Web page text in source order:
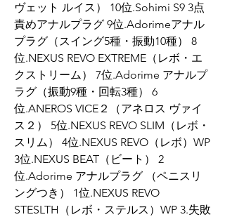
ヴェット ルイス） 10位.Sohimi S9 3点
責めアナルプラグ 9位.Adorimeアナル
プラグ（スイング5種・振動10種） 8
位.NEXUS REVO EXTREME（レボ・エ
クストリーム） 7位.Adorime アナルプ
ラグ（振動9種・回転3種） 6
位.ANEROS VICE２（アネロス ヴァイ
ス２） 5位.NEXUS REVO SLIM（レボ・
スリム） 4位.NEXUS REVO（レボ）WP
3位.NEXUS BEAT（ビート） 2
位.Adorime アナルプラグ （ペニスリ
ングつき） 1位.NEXUS REVO
STESLTH（レボ・ステルス）WP 3.失敗